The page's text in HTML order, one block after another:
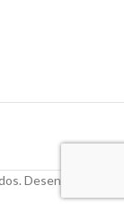
Desenvolvido por